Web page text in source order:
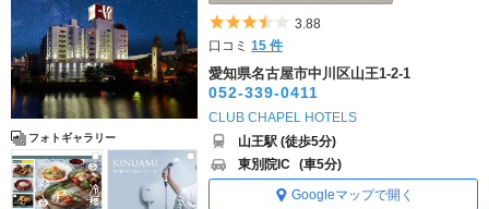
フォトギャラリー
5つ星のうち3.5
3.88
口コミ15 件
愛知県名古屋市中川区山王1-2-1
052-339-0411
CLUB CHAPEL HOTELS
山王駅 (徒歩5分)
東別院IC (車5分)
Googleマップで開く